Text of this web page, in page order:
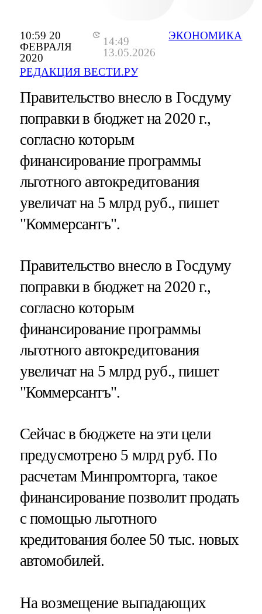
10:59 20
ФЕВРАЛЯ
2020
14:49
13.05.2026
РЕДАКЦИЯ ВЕСТИ.РУ
ЭКОНОМИКА
Правительство внесло в Госдуму
поправки в бюджет на 2020 г.,
согласно которым
финансирование программы
льготного автокредитования
увеличат на 5 млрд руб., пишет
"Коммерсантъ".
Правительство внесло в Госдуму
поправки в бюджет на 2020 г.,
согласно которым
финансирование программы
льготного автокредитования
увеличат на 5 млрд руб., пишет
"Коммерсантъ".
Сейчас в бюджете на эти цели
предусмотрено 5 млрд руб. По
расчетам Минпромторга, такое
финансирование позволит продать
с помощью льготного
кредитования более 50 тыс. новых
автомобилей.
На возмещение выпадающих